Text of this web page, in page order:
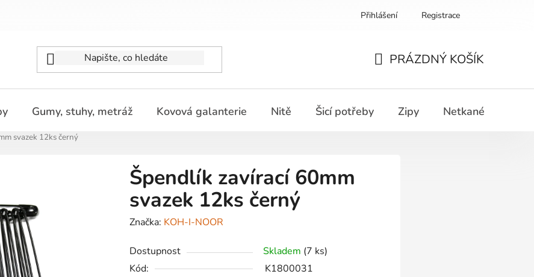
Přihlášení Registrace
KOŠÍK
PRÁZDNÝ KOŠÍK
Gumy, stuhy, metráž Kovová galanterie Nitě Šicí potřeby Zipy Netkané textilie
svazek 12ks černý
Špendlík zavírací 60mm
svazek 12ks černý
Značka: KOH-I-NOOR
Dostupnost Skladem (7 ks)
Kód:
K1800031